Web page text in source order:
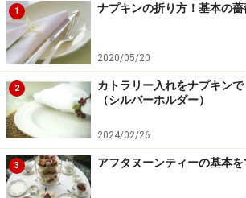
1 ナプキンの折り方！基本の
2020/05/20
2
カトラリー入れをナプキン
（シルバーホルダー）
2024/02/26
3 アフタヌーンティーの基本